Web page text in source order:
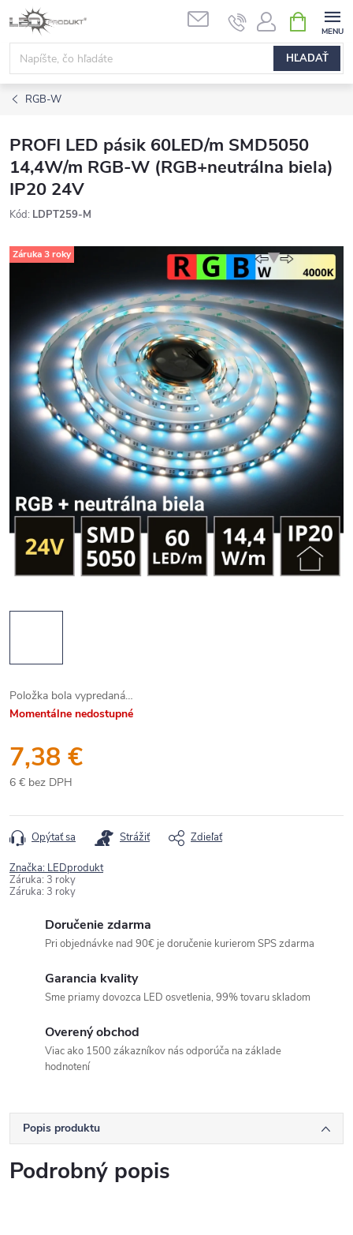
Prejsť
na
obsah
HĽADAŤ
KOŠÍK
RGB-W
PROFI LED pásik 60LED/m SMD5050
14,4W/m RGB-W (RGB+neutrálna biela)
IP20 24V
Kód: LDPT259-M
Záruka 3 roky
Položka bola vypredaná…
Momentálne nedostupné
7,38 €
6 € bez DPH
Opýtať sa Strážiť Zdieľať
Značka: LEDprodukt
Záruka: 3 roky
Záruka: 3 roky
Doručenie zdarma
Pri objednávke nad 90€ je doručenie kurierom SPS zdarma
Garancia kvality
Sme priamy dovozca LED osvetlenia, 99% tovaru skladom
Overený obchod
Viac ako 1500 zákazníkov nás odporúča na základe
hodnotení
Popis produktu
Podrobný popis